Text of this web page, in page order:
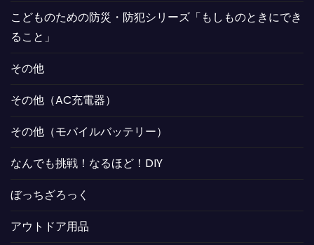
こどものための防災・防犯シリーズ「もしものときにでき
ること」
その他
その他（AC充電器）
その他（モバイルバッテリー）
なんでも挑戦！なるほど！DIY
ぼっちざろっく
アウトドア用品